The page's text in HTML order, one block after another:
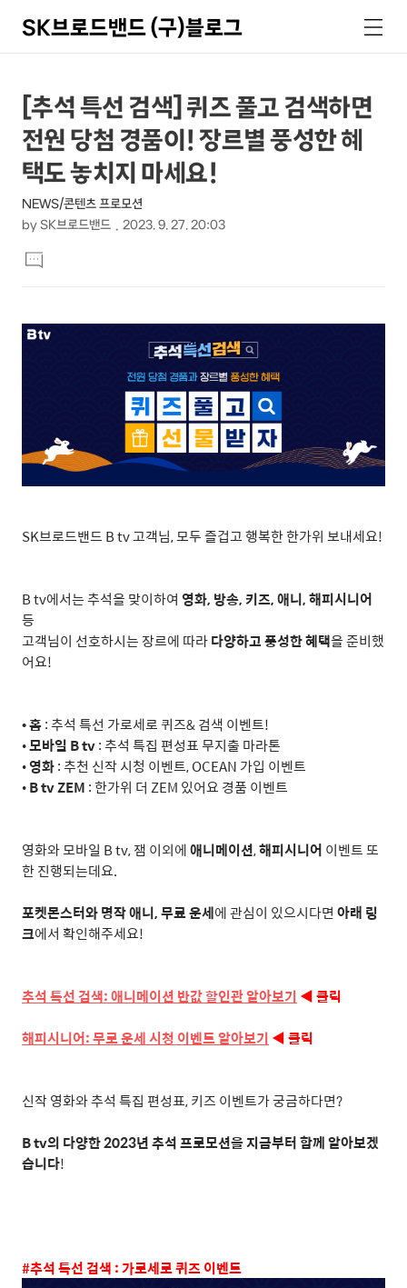
SK브로드밴드 (구)블로그
색
메
뉴
상
세
컨
텐
츠
본
문
제
목
[추석 특선 검색] 퀴즈 풀고 검색하면
전원 당첨 경품이! 장르별 풍성한 혜
택도 놓치지 마세요!
NEWS/콘텐츠 프로모션
by SK브로드밴드 2023. 9. 27. 20:03
문
댓
글
SK브로드밴드 B tv 고객님, 모두 즐겁고 행복한 한가위 보내세요!
B tv에서는 추석을 맞이하여 영화, 방송, 키즈,애니,해피시니어
등
고객님이 선호하시는 장르에 따라다양하고 풍성한 혜택을 준비했
어요!
• 홈: 추석 특선 가로세로 퀴즈& 검색 이벤트!
•모바일 B tv: 추석 특집 편성표 무지출 마라톤
•영화: 추천 신작 시청 이벤트, OCEAN 가입 이벤트
•B tv ZEM : 한가위 더 ZEM 있어요 경품 이벤트
영화와 모바일 B tv, 잼 이외에애니메이션,해피시니어 이벤트 또
한 진행되는데요.
포켓몬스터와 명작 애니,무료 운세에 관심이 있으시다면 아래 링
크에서 확인해주세요!
추석특선 검색:애니메이션 반값할인관알아보기 ◀ 클릭
해피시니어:무로운세시청 이벤트알아보기 ◀ 클릭
신작 영화와 추석 특집 편성표, 키즈 이벤트가 궁금하다면?
B tv의 다양한2023년 추석 프로모션을 지금부터 함께 알아보겠
습니다!
#추석 특선 검색 :가로세로 퀴즈 이벤트